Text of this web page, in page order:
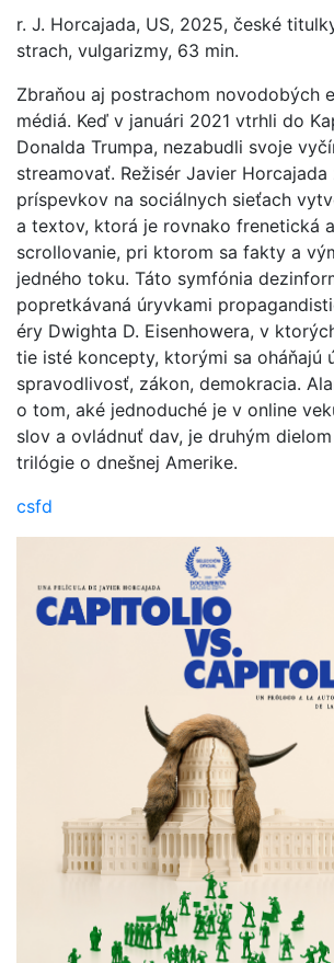
r. J. Horcajada, US, 2025, české
strach, vulgarizmy, 63 min.
Zbraňou aj postrachom novodobých
médiá. Keď v januári 2021 vtrhli do
Donalda Trumpa, nezabudli svoje
streamovať. Režisér Javier
príspevkov na sociálnych sieťach
a textov, ktorá je rovnako frenetická
scrollovanie, pri ktorom sa fakty a
jedného toku. Táto symfónia
popretkávaná úryvkami
éry Dwighta D. Eisenhowera, v
tie isté koncepty, ktorými sa oháňajú
spravodlivosť, zákon, demokracia.
o tom, aké jednoduché je v online
slov a ovládnuť dav, je druhým
trilógie o dnešnej Amerike.
csfd